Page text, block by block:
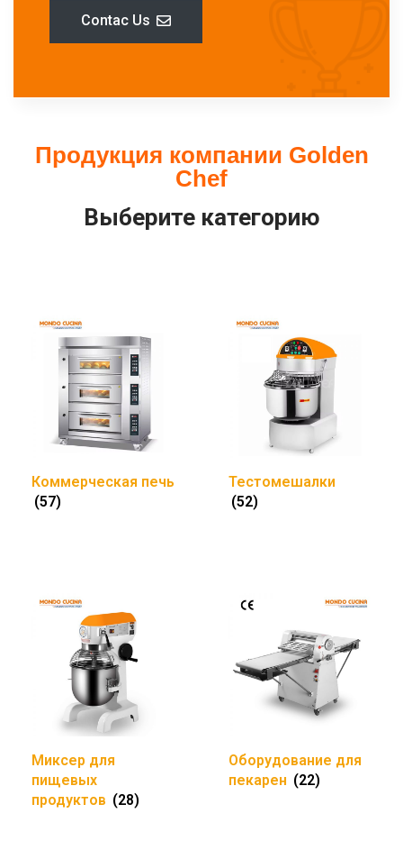
Contac Us
Продукция компании Golden
Chef
Выберите категорию
Коммерческая печь
(57)
Тестомешалки
(52)
Миксер для
пищевых
продуктов (28)
Оборудование для
пекарен (22)